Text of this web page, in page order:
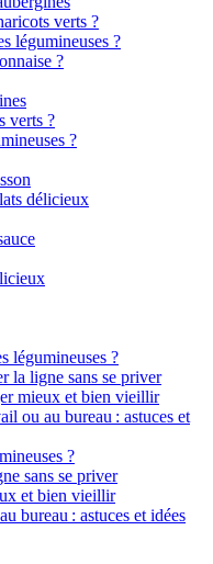
verts ?
légumineuses ?
?
verts ?
?
délicieux
légumineuses ?
la ligne sans se priver
mieux et bien vieillir
ou au bureau : astuces et
?
sans se priver
et bien vieillir
bureau : astuces et idées